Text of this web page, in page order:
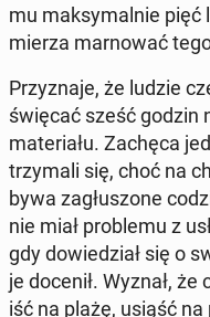
mu mak­sy­mal­nie pięć
mie­rza mar­no­wać
Przy­zna­je, że ludzie
świę­cać sześć godzin
ma­te­ria­łu. Zachęca
trzy­ma­li się, choć na
bywa za­głu­szo­ne
nie miał pro­ble­mu z
gdy do­wie­dział się o
je docenił. Wyznał,
iść na plażę, usiąść